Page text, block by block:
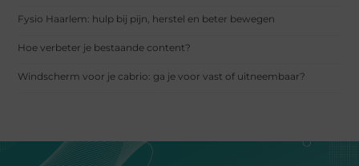
Fysio Haarlem: hulp bij pijn, herstel en beter bewegen
Hoe verbeter je bestaande content?
Windscherm voor je cabrio: ga je voor vast of uitneembaar?